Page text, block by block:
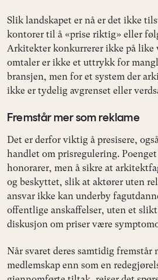
Slik landskapet er nå er det ikke
kontorer til å «prise riktig» eller
Arkitekter konkurrerer ikke på like
omtaler er ikke et uttrykk for
bransjen, men for et system der
ikke er tydelig avgrenset eller
Fremstår mer som reklame
Det er derfor viktig å presisere,
handlet om prisregulering.
honorarer, men å sikre at
og beskyttet, slik at aktører uten
ansvar ikke kan underby
offentlige anskaffelser, uten et
diskusjon om priser være
Når svaret deres samtidig fremstår
medlemskap enn som en